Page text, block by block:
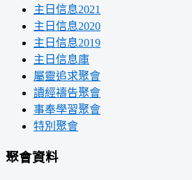
主日信息2021
主日信息2020
主日信息2019
主日信息庫
屬靈追求聚會
讀經禱告聚會
事奉學習聚會
特別聚會
聚會資料